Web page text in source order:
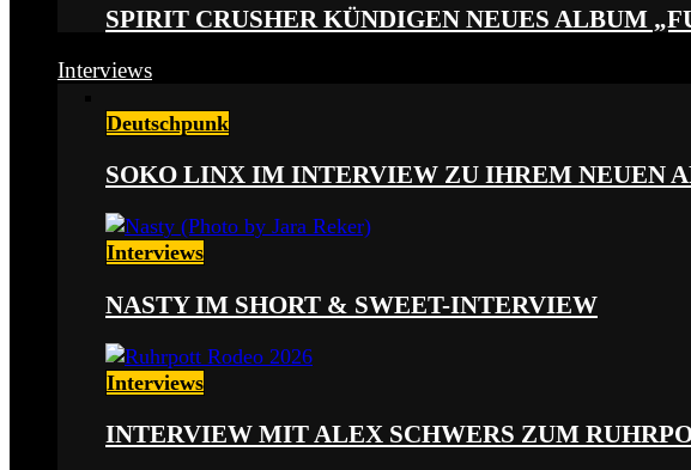
SPIRIT CRUSHER KÜNDIGEN NEUES ALBUM
Interviews
Deutschpunk
SOKO LINX IM INTERVIEW ZU IHREM NEUEN
Interviews
NASTY IM SHORT & SWEET-INTERVIEW
Interviews
INTERVIEW MIT ALEX SCHWERS ZUM